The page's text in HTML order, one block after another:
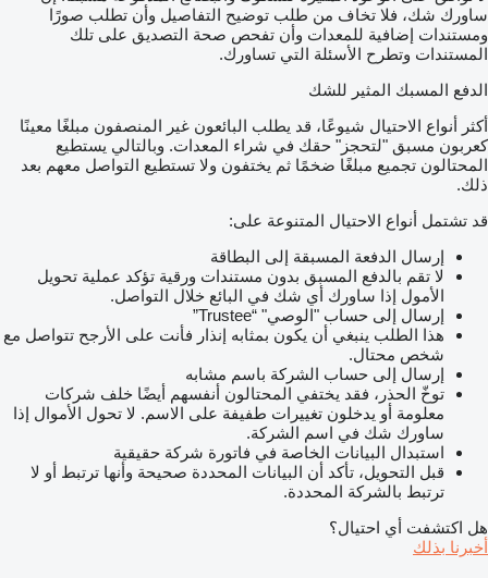
ساورك شك، فلا تخاف من طلب توضيح التفاصيل وأن تطلب صورًا
ومستندات إضافية للمعدات وأن تفحص صحة التصديق على تلك
المستندات وتطرح الأسئلة التي تساورك.
الدفع المسبك المثير للشك
أكثر أنواع الاحتيال شيوعًا، قد يطلب البائعون غير المنصفون مبلغًا معينًا
كعربون مسبق "لتحجز" حقك في شراء المعدات. وبالتالي يستطيع
المحتالون تجميع مبلغًا ضخمًا ثم يختفون ولا تستطيع التواصل معهم بعد
ذلك.
قد تشتمل أنواع الاحتيال المتنوعة على:
إرسال الدفعة المسبقة إلى البطاقة
لا تقم بالدفع المسبق بدون مستندات ورقية تؤكد عملية تحويل
الأمول إذا ساورك أي شك في البائع خلال التواصل.
إرسال إلى حساب "الوصي" “Trustee”
هذا الطلب ينبغي أن يكون بمثابه إنذار فأنت على الأرجح تتواصل مع
شخص محتال.
إرسال إلى حساب الشركة باسم مشابه
توخّ الحذر، فقد يختفي المحتالون أنفسهم أيضًا خلف شركات
معلومة أو يدخلون تغييرات طفيفة على الاسم. لا تحول الأموال إذا
ساورك شك في اسم الشركة.
استبدال البيانات الخاصة في فاتورة شركة حقيقية
قبل التحويل، تأكد أن البيانات المحددة صحيحة وأنها ترتبط أو لا
ترتبط بالشركة المحددة.
هل اكتشفت أي احتيال؟
أخبرنا بذلك